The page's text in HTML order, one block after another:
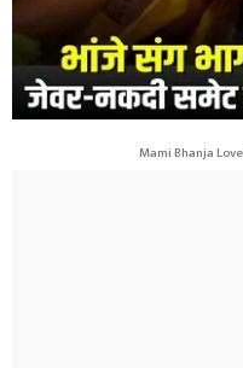
Mami Bhanja